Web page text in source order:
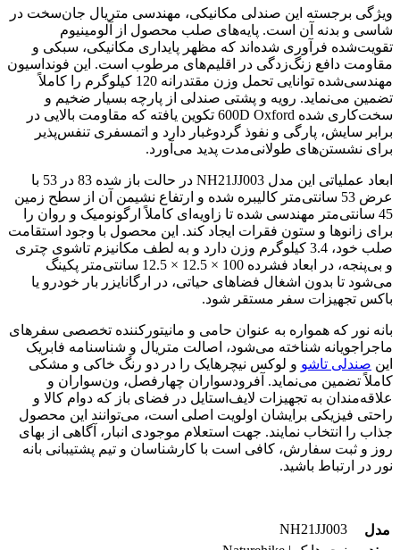
ویژگی برجسته این صندلی مکانیکی، مهندسی متریال جان‌سخت در
شاسی و بدنه آن است. پایه‌های صلب محصول از آلومینیوم
تقویت‌شده فرآوری شده‌اند که مظهر پایداری مکانیکی، سبکی و
مقاومت دافع زنگ‌زدگی در اقلیم‌های مرطوب است. این فونداسیون
مهندسی‌شده توانایی تحمل وزن مقتدرانه 120 کیلوگرم را کاملاً
تضمین می‌نماید. رویه و پشتی صندلی از پارچه بسیار ضخیم و
سخت‌کاری شده 600D Oxford تکوین یافته که مقاومت بالایی در
برابر سایش، پارگی و نفوذ گردوغبار دارد و اتمسفری تنفس‌پذیر
برای نشستن‌های طولانی‌مدت پدید می‌آورد.
ابعاد عملیاتی این مدل NH21JJ003 در حالت باز شده 83 در 53 با
عرض 53 سانتی‌متر کالیبره شده و ارتفاع نشیمن آن از سطح زمین
45 سانتی‌متر مهندسی شده تا زاویه‌ای کاملاً ارگونومیک و روان را
برای زانوها و ستون فقرات ایجاد کند. این محصول با وجود استقامت
صلب خود، 3.4 کیلوگرم وزن دارد و به لطف مکانیزم تاشوی چتری
و بی‌پنجه، در ابعاد فشرده 100 × 12.5 × 12.5 سانتی‌متر پکینگ
می‌شود تا بدون اشغال فضاهای حیاتی، در ارگانایزر بار خودرو یا
باکس تجهیزات سفر مستقر شود.
بانه نور که همواره به عنوان حامی و مانیتورکننده تخصصی سفرهای
ماجراجویانه شناخته می‌شود، اصالت متریال و شناسنامه فابریک
این صندلی تاشو و لوکس نیچرهایک را در دو رنگ خاکی و مشکی
کاملاً تضمین می‌نماید. آفرودسواران چهارفصل، ون‌سواران و
علاقه‌مندان به تجهیزات لایف‌استایل در فضای باز که دوام کالا و
راحتی فیزیکی برایشان اولویت اصلی است، می‌توانند این محصول
جذاب را انتخاب نمایند. جهت استعلام موجودی انبار، آگاهی از بهای
روز و ثبت سفارش، کافی است با کارشناسان و تیم پشتیبانی بانه
نور در ارتباط باشید.
مدل
NH21JJ003